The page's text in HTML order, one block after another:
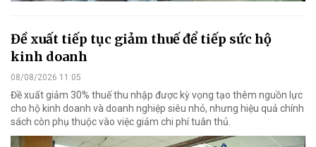
Đề xuất tiếp tục giảm thuế để tiếp sức hộ
kinh doanh
08/08/2026 11:05
Đề xuất giảm 30% thuế thu nhập được kỳ vọng tạo thêm nguồn lực
cho hộ kinh doanh và doanh nghiệp siêu nhỏ, nhưng hiệu quả chính
sách còn phụ thuộc vào việc giảm chi phí tuân thủ.